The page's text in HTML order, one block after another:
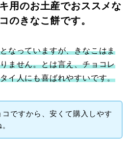
用のお土産でおススメな
のきなこ餅です。
なっていますが、きなこはま
ません。とは言え、チョコレ
イ人にも喜ばれやすいです。
コですから、安くて購入しやす